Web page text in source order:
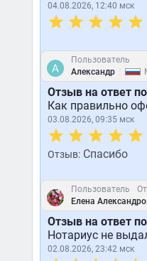
04.08.2026, 12:40 мск
Пользователь
Александр
Отзыв на ответ
Как правильно
03.08.2026, 09:35 мск
Отзыв:Спасибо
Пользователь
Елена
Отзыв на ответ
Нотариус не
02.08.2026, 23:42 мск